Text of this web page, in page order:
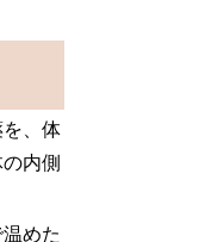
、体
内側
めた